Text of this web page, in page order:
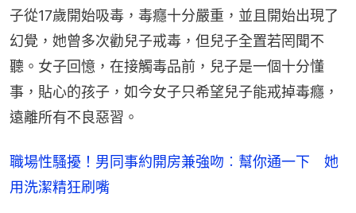
子從17歲開始吸毒，毒癮十分嚴重，並且開始出現了
幻覺，她曾多次勸兒子戒毒，但兒子全置若罔聞不
聽。女子回憶，在接觸毒品前，兒子是一個十分懂
事，貼心的孩子，如今女子只希望兒子能戒掉毒癮，
遠離所有不良惡習。
職場性騷擾！男同事約開房兼強吻︰幫你通一下 她
用洗潔精狂刷嘴